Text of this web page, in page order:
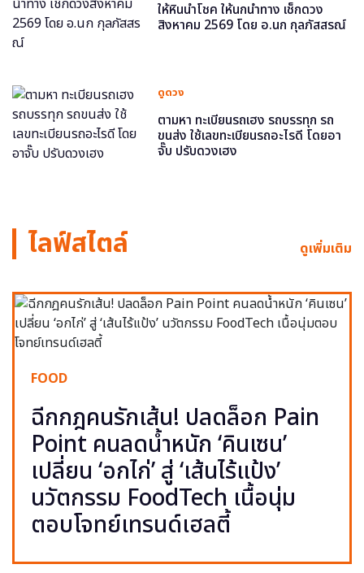
ให้หินนำโชค ให้นกนำทาง เช็กดวง
สิงหาคม 2569 โดย อ.นก กุลภัสสรณ์
ดูดวง
ตามหา ทะเบียนรถเฮง รถบรรทุก รถ
ขนส่ง ใช้เลขทะเบียนรถอะไรดี โดยอา
จั๊บ ปรับดวงเฮง
ไลฟ์สไตล์ ดูเพิ่มเติม
FOOD
ฉีกกฎคนรักเส้น! ปลดล็อก Pain
Point คนลดน้ำหนัก ‘คินเซน’
เปลี่ยน ‘อกไก่’ สู่ ‘เส้นไร้แป้ง’
นวัตกรรม FoodTech เนื้อนุ่ม
ตอบโจทย์เทรนด์เฮลตี้